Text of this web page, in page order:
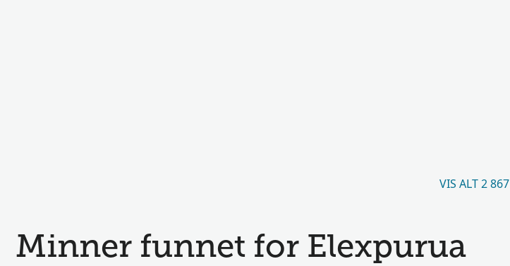
VIS ALT 2 867
Minner funnet for Elexpurua